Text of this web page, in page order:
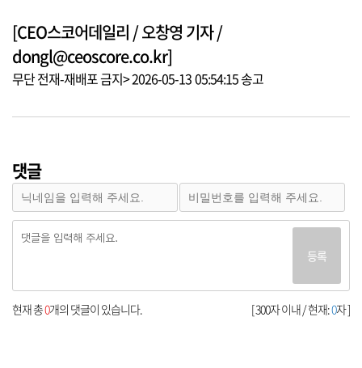
[CEO스코어데일리 / 오창영 기자 /
dongl@ceoscore.co.kr]
무단 전재-재배포 금지> 2026-05-13 05:54:15 송고
댓글
등록
[ 300자 이내 / 현재:0자 ]
현재 총0개의 댓글이 있습니다.